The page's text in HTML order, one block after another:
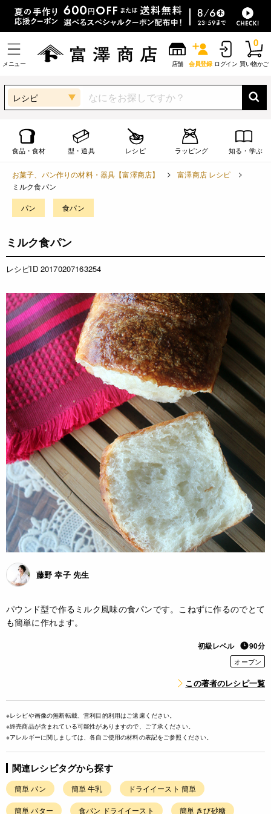
メニュー 店舗 会員登録 ログイン 買い物かご
0
レシピ
食品・食材 型・道具 レシピ ラッピング 知る・学ぶ
お菓子、パン作りの材料・器具【富澤商店】
富澤商店 レシピ
ミルク食パン
パン 食パン
ミルク食パン
レシピID 20170207163254
藤野 幸子 先生
パウンド型で作るミルク風味の食パンです。こねずに作るのでとて
も簡単に作れます。
初級レベル 90分
オーブン
この著者のレシピ一覧
※レシピや画像の無断転載、営利目的利用はご遠慮ください。
※終売商品が含まれている可能性がありますので、ご了承ください。
※アレルギーに関しましては、各自ご使用の材料の表記をご参照ください。
関連レシピタグから探す
簡単 パン 簡単 牛乳 ドライイースト 簡単
簡単 バター 食パン ドライイースト 簡単 きび砂糖